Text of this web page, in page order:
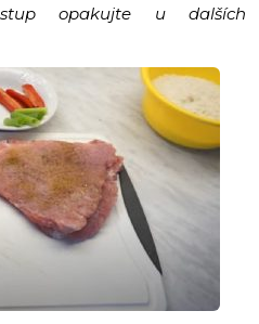
opakujte u dalších